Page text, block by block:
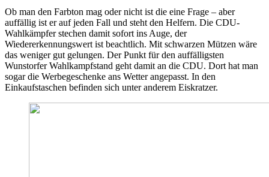
Ob man den Farbton mag oder nicht ist die eine Frage – aber
auffällig ist er auf jeden Fall und steht den Helfern. Die CDU-
Wahlkämpfer stechen damit sofort ins Auge, der
Wiedererkennungswert ist beachtlich. Mit schwarzen Mützen wäre
das weniger gut gelungen. Der Punkt für den auffälligsten
Wunstorfer Wahlkampfstand geht damit an die CDU. Dort hat man
sogar die Werbegeschenke ans Wetter angepasst. In den
Einkaufstaschen befinden sich unter anderem Eiskratzer.